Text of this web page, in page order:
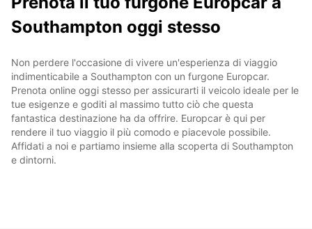
Southampton oggi stesso
Non perdere l'occasione di vivere un'esperienza di viaggio
indimenticabile a Southampton con un furgone Europcar.
Prenota online oggi stesso per assicurarti il veicolo ideale per le
tue esigenze e goditi al massimo tutto ciò che questa
fantastica destinazione ha da offrire. Europcar è qui per
rendere il tuo viaggio il più comodo e piacevole possibile.
Affidati a noi e partiamo insieme alla scoperta di Southampton
e dintorni.